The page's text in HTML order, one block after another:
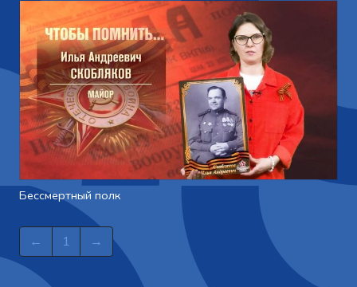
Бессмертный полк
← 1 →